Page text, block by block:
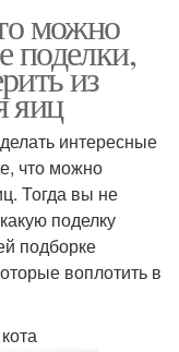
можно
поделки,
из
яиц
интересные
что можно
Тогда вы не
поделку
подборке
воплотить в